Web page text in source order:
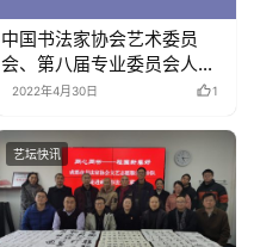
中国书法家协会艺术委员
会、第八届专业委员会人员
名单
2022年4月30日 1
艺坛快讯